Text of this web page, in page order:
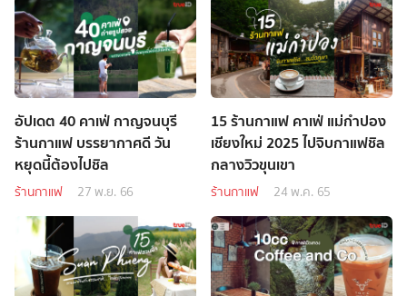
อัปเดต 40 คาเฟ่ กาญจนบุรี
ร้านกาแฟ บรรยากาศดี วัน
หยุดนี้ต้องไปชิล
ร้านกาแฟ 27 พ.ย. 66
15 ร้านกาแฟ คาเฟ่ แม่กำปอง
เชียงใหม่ 2025 ไปจิบกาแฟชิล
กลางวิวขุนเขา
ร้านกาแฟ 24 พ.ค. 65